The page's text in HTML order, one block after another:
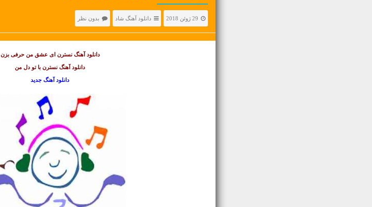
29 ژوئن 2018 دانلود آهنگ شاد بدون نظر
دانلود آهنگ نسترن ای عشق من حرفی بزن
دانلود آهنگ نسترن با تو دل من
دانلود آهنگ جدید